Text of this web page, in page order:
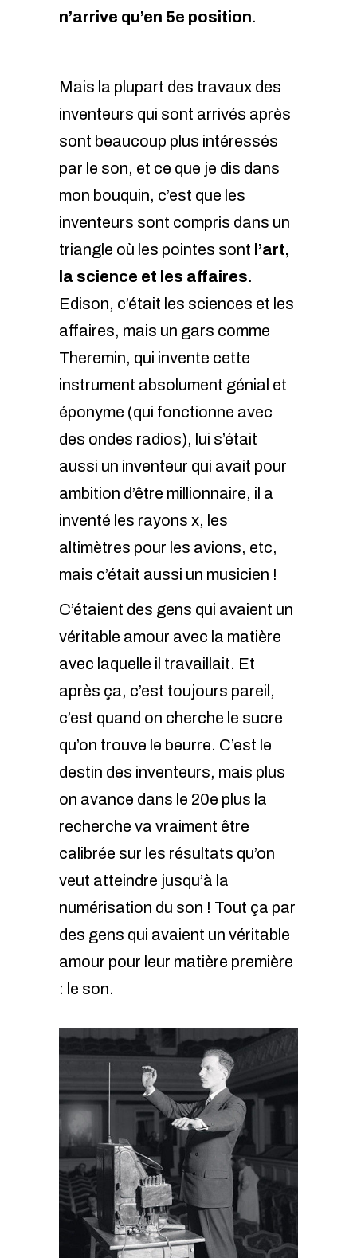
n’arrive qu’en 5e position.
Mais la plupart des travaux des
inventeurs qui sont arrivés après
sont beaucoup plus intéressés
par le son, et ce que je dis dans
mon bouquin, c’est que les
inventeurs sont compris dans un
triangle où les pointes sont l’art,
la science et les affaires.
Edison, c’était les sciences et les
affaires, mais un gars comme
Theremin, qui invente cette
instrument absolument génial et
éponyme (qui fonctionne avec
des ondes radios), lui s’était
aussi un inventeur qui avait pour
ambition d’être millionnaire, il a
inventé les rayons x, les
altimètres pour les avions, etc,
mais c’était aussi un musicien !
C’étaient des gens qui avaient un
véritable amour avec la matière
avec laquelle il travaillait. Et
après ça, c’est toujours pareil,
c’est quand on cherche le sucre
qu’on trouve le beurre. C’est le
destin des inventeurs, mais plus
on avance dans le 20e plus la
recherche va vraiment être
calibrée sur les résultats qu’on
veut atteindre jusqu’à la
numérisation du son ! Tout ça par
des gens qui avaient un véritable
amour pour leur matière première
: le son.